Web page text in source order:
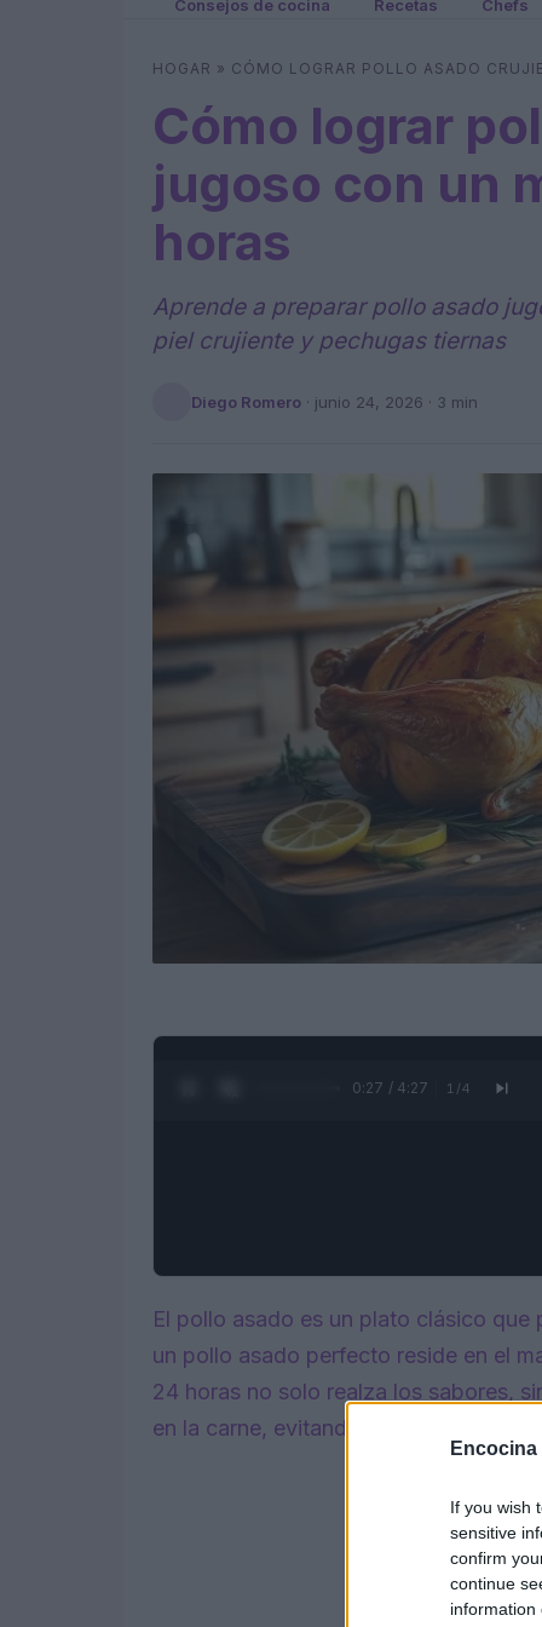
Encocina
If you wish
sensitive
confirm
continue
information
Consejos de cocina Recetas Chefs
HOGAR » CÓMO LOGRAR POLLO ASADO
Cómo lograr
jugoso con un
horas
Aprende a preparar pollo asado
piel crujiente y pechugas tiernas
Diego Romero · junio 24, 2026 · 3 min
0:28 / 4:27 1 /4
El pollo asado es un plato clásico
un pollo asado perfecto reside en el
24 horas no solo realza los sabores,
en la carne, evitando que se seque